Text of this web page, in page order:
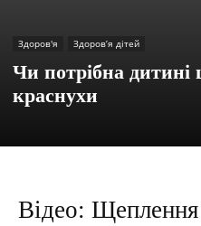
Здоров'я Здоров’я дітей
Чи потрібна дитині
краснухи
Відео: